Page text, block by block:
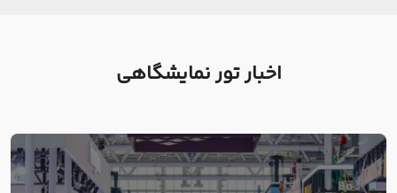
اخبار تور نمایشگاهی